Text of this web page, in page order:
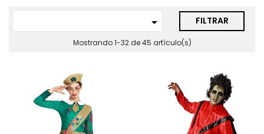
 FILTRAR
Mostrando 1-32 de 45 artículo(s)